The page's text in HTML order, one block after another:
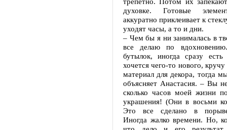
духовке. Готовые
аккуратно приклеивает к
уходят часы, а то и дни.
– Чем бы я ни занималась в
все делаю по
бутылок, иногда сразу есть
хочется чего-то нового,
материал для декора, тогда
объясняет Анастасия. – Вы
сколько часов моей жизни
украшения! (Они в восьми
Это все сделано в
Иногда жалко времени. Но,